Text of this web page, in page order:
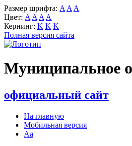
Размер шрифта: A A A
Цвет: A A A A
Кернинг: K K K
Полная версия сайта
Муниципальное
официальный сайт
На главную
Мобильная версия
Aa